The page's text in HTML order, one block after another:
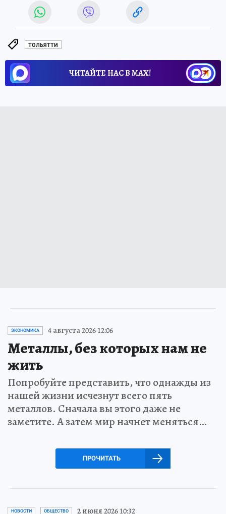
ТОЛЬЯТТИ
ЧИТАЙТЕ НАС В МАХ!
ЭКОНОМИКА 4 августа 2026 12:06
Металлы, без которых нам не
жить
Попробуйте представить, что однажды из
нашей жизни исчезнут всего пять
металлов. Сначала вы этого даже не
заметите. А затем мир начнет меняться…
ПРОЧИТАТЬ
НОВОСТИ ОБЩЕСТВО 2 июня 2026 10:32